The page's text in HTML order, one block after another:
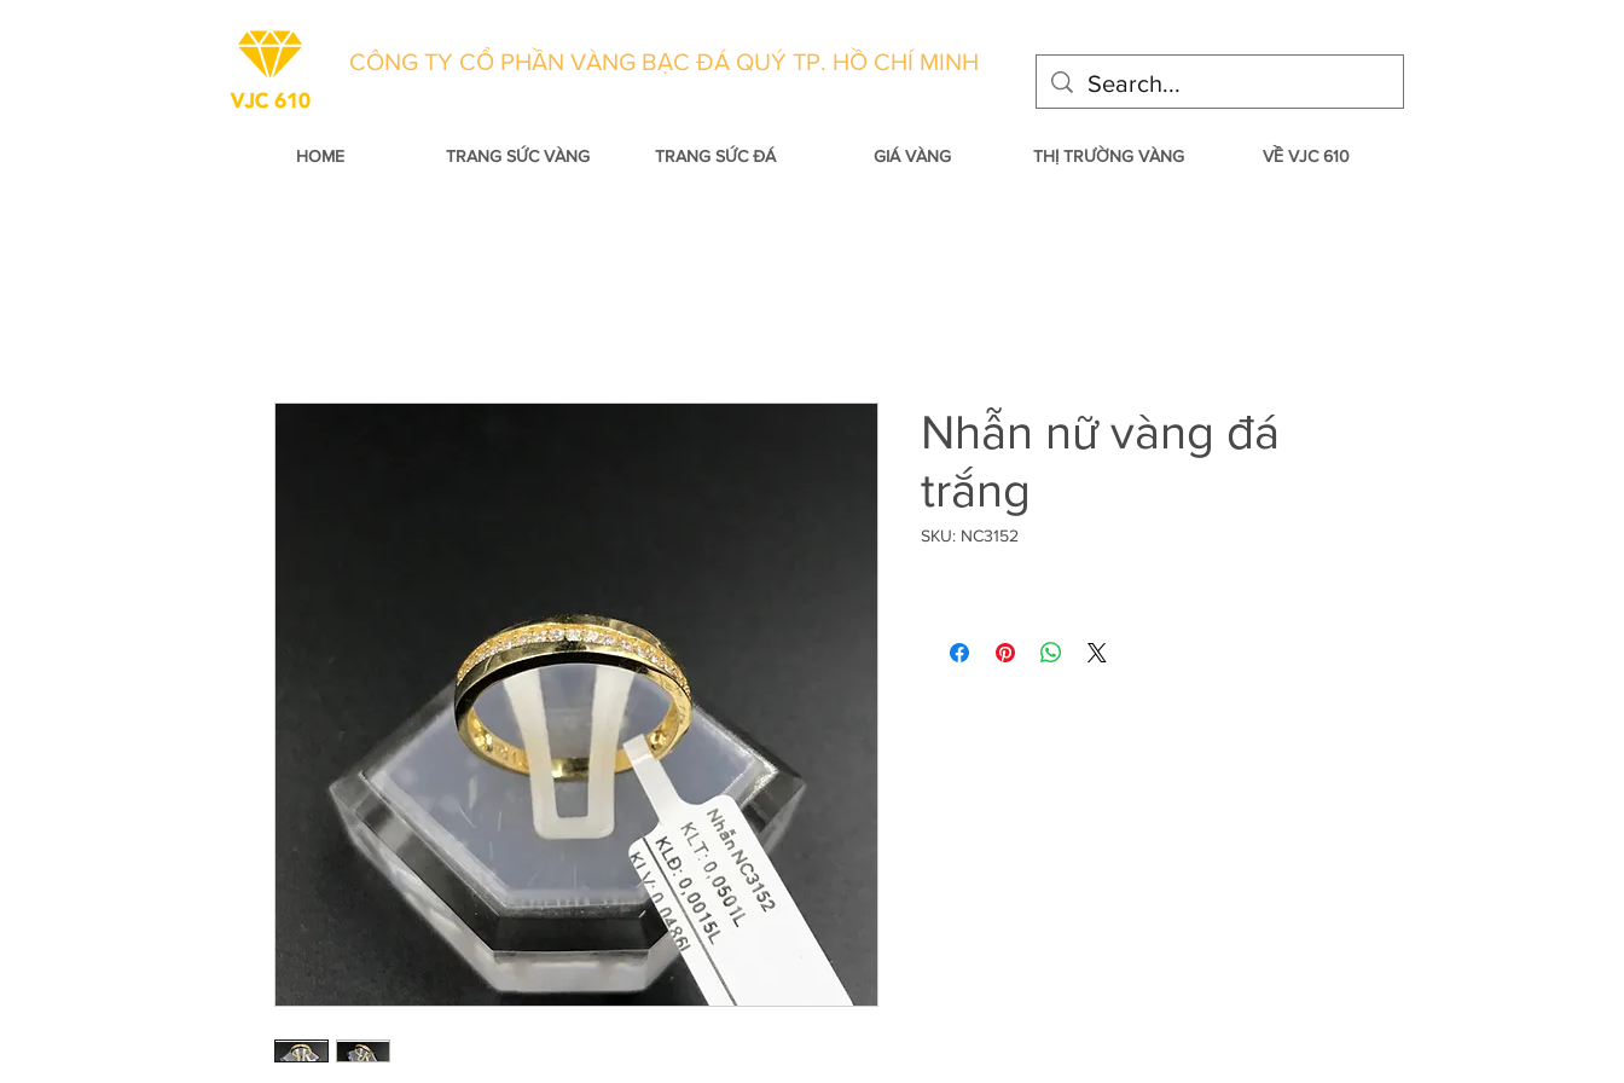
CÔNG TY CỔ PHẦN VÀNG BẠC ĐÁ QUÝ TP. HỒ CHÍ MINH
HOME TRANG SỨC VÀNG TRANG SỨC ĐÁ GIÁ VÀNG THỊ TRƯỜNG VÀNG VỀ VJC 610
Nhẫn nữ vàng đá
trắng
SKU: NC3152